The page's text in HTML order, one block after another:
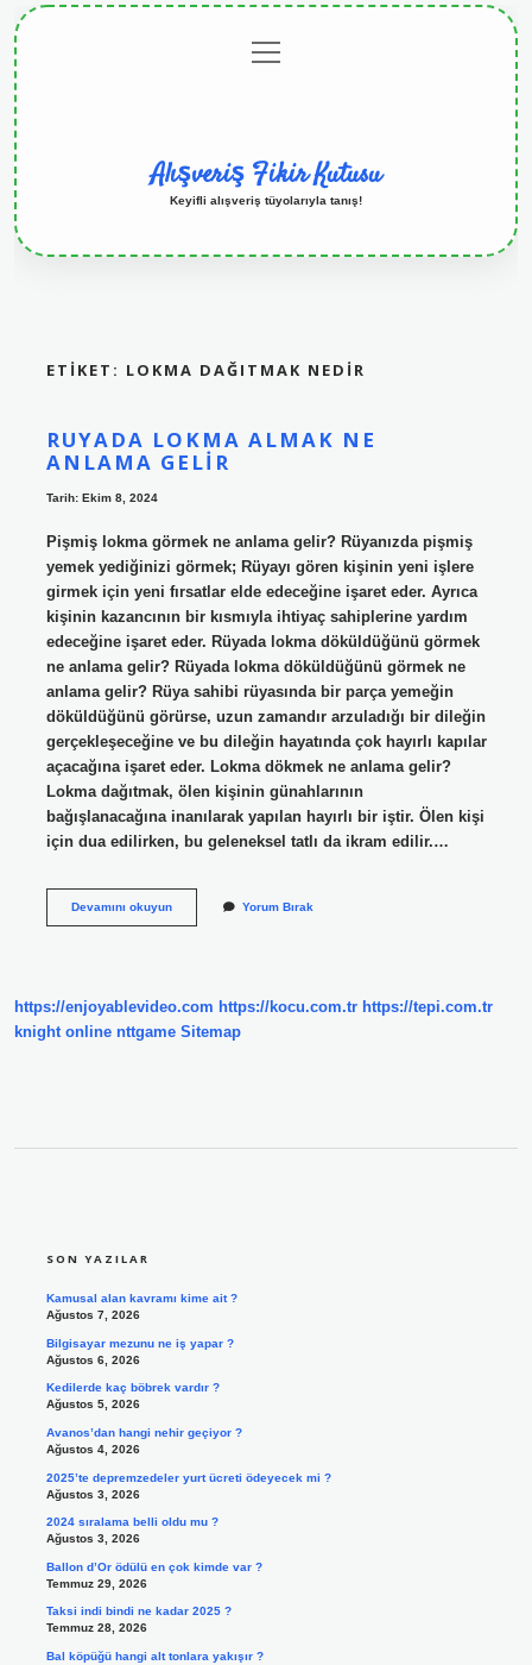
menüyü
aç
Alışveriş Fikir Kutusu
Keyifli alışveriş tüyolarıyla tanış!
ETIKET: LOKMA DAĞITMAK NEDIR
RUYADA LOKMA ALMAK NE
ANLAMA GELIR
Tarih: Ekim 8, 2024
Pişmiş lokma görmek ne anlama gelir? Rüyanızda pişmiş
yemek yediğinizi görmek; Rüyayı gören kişinin yeni işlere
girmek için yeni fırsatlar elde edeceğine işaret eder. Ayrıca
kişinin kazancının bir kısmıyla ihtiyaç sahiplerine yardım
edeceğine işaret eder. Rüyada lokma döküldüğünü görmek
ne anlama gelir? Rüyada lokma döküldüğünü görmek ne
anlama gelir? Rüya sahibi rüyasında bir parça yemeğin
döküldüğünü görürse, uzun zamandır arzuladığı bir dileğin
gerçekleşeceğine ve bu dileğin hayatında çok hayırlı kapılar
açacağına işaret eder. Lokma dökmek ne anlama gelir?
Lokma dağıtmak, ölen kişinin günahlarının
bağışlanacağına inanılarak yapılan hayırlı bir iştir. Ölen kişi
için dua edilirken, bu geleneksel tatlı da ikram edilir.…
Devamını okuyunRuyada
Yorum Bırak
https://enjoyablevideo.com https://kocu.com.tr https://tepi.com.tr
knight online nttgame Sitemap
SON YAZILAR
Kamusal alan kavramı kime ait ?
Ağustos 7, 2026
Bilgisayar mezunu ne iş yapar ?
Ağustos 6, 2026
Kedilerde kaç böbrek vardır ?
Ağustos 5, 2026
Avanos’dan hangi nehir geçiyor ?
Ağustos 4, 2026
2025’te depremzedeler yurt ücreti ödeyecek mi ?
Ağustos 3, 2026
2024 sıralama belli oldu mu ?
Ağustos 3, 2026
Ballon d’Or ödülü en çok kimde var ?
Temmuz 29, 2026
Taksi indi bindi ne kadar 2025 ?
Temmuz 28, 2026
Bal köpüğü hangi alt tonlara yakışır ?